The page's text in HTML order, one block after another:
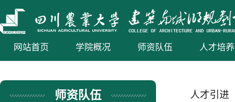
网站首页 学院概况 师资队伍 人才培养
师资队伍 人才引进